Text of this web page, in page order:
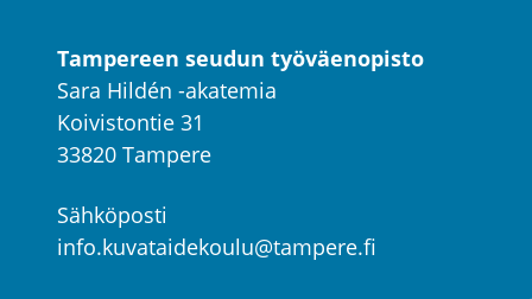
Tampereen seudun työväenopisto
Sara Hildén -akatemia
Koivistontie 31
33820 Tampere
Sähköposti
info.kuvataidekoulu@tampere.fi